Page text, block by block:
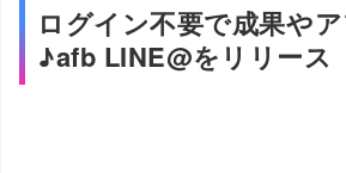
ログイン不要で成果や
♪afb LINE@をリリース